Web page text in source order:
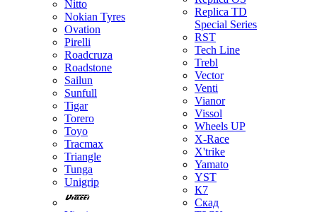
Nitto
Nokian Tyres
Ovation
Pirelli
Roadcruza
Roadstone
Sailun
Sunfull
Tigar
Torero
Toyo
Tracmax
Triangle
Tunga
Unigrip
Replica TD
Special Series
RST
Tech Line
Trebl
Vector
Venti
Vianor
Vissol
Wheels UP
X-Race
X'trike
Yamato
YST
К7
Скад